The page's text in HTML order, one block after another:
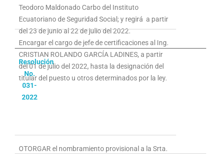
Teodoro Maldonado Carbo del Instituto
Ecuatoriano de Seguridad Social; y regirá a partir
del 23 de junio al 22 de julio del 2022.
Encargar el cargo de jefe de certificaciones al Ing.
CRISTIAN ROLANDO GARCÍA LADINES, a partir
del 01 de julio del 2022, hasta la designación del
titular del puesto u otros determinados por la ley.
Resolución
No.
031-
2022
OTORGAR el nombramiento provisional a la Srta.